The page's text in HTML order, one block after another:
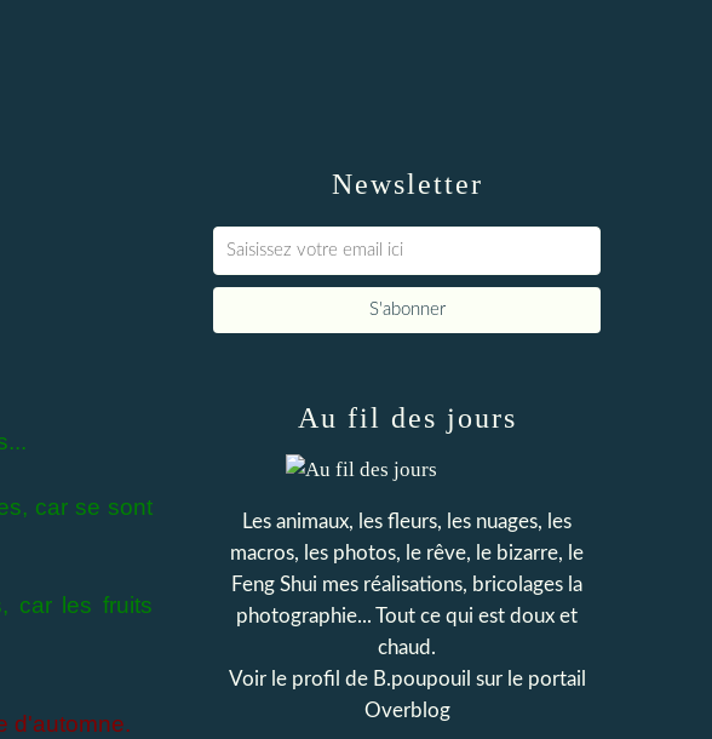
car se sont
car les fruits
d'automne.
Newsletter
Au fil des jours
Les animaux, les fleurs, les nuages, les
macros, les photos, le rêve, le bizarre, le
Feng Shui mes réalisations, bricolages la
photographie... Tout ce qui est doux et
chaud.
Voir le profil de B.poupouil sur le portail
Overblog